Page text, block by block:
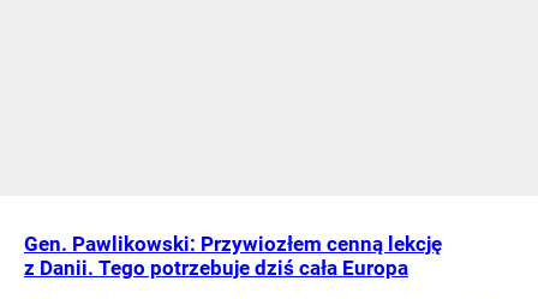
Gen. Pawlikowski: Przywiozłem cenną lekcję
z Danii. Tego potrzebuje dziś cała Europa